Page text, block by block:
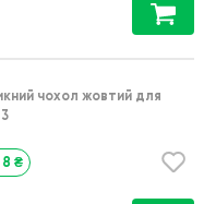
чохол жовтий для
8 ₴